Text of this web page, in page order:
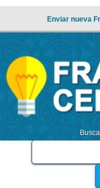
Enviar nueva